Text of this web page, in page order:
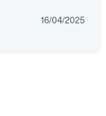
16/04/2025